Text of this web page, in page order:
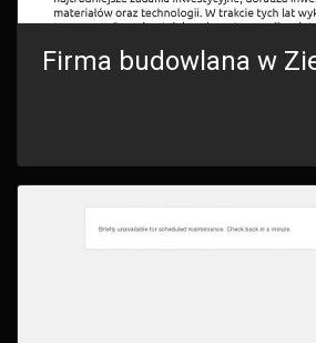
Firma budowlana w